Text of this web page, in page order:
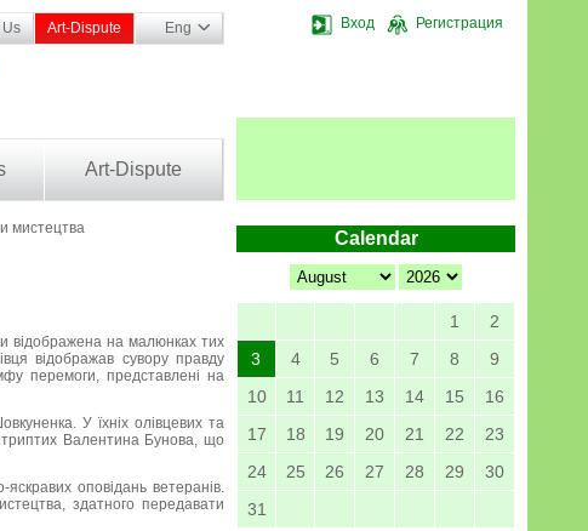
Вход Регистрация
Art-Dispute Eng
Art-Dispute
Calendar
1
2
3
4 5 6 7 8
9
10
11 12 13 14 15
16
17
18 19 20 21 22
23
24
25 26 27 28 29
30
31
мистецтва
відображена на малюнках тих
відображав сувору правду
перемоги, представлені на
У їхніх олівцевих та
Валентина Бунова, що
оповідань ветеранів.
здатного передавати